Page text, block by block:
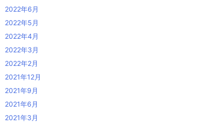
2022年6月
2022年5月
2022年4月
2022年3月
2022年2月
2021年12月
2021年9月
2021年6月
2021年3月